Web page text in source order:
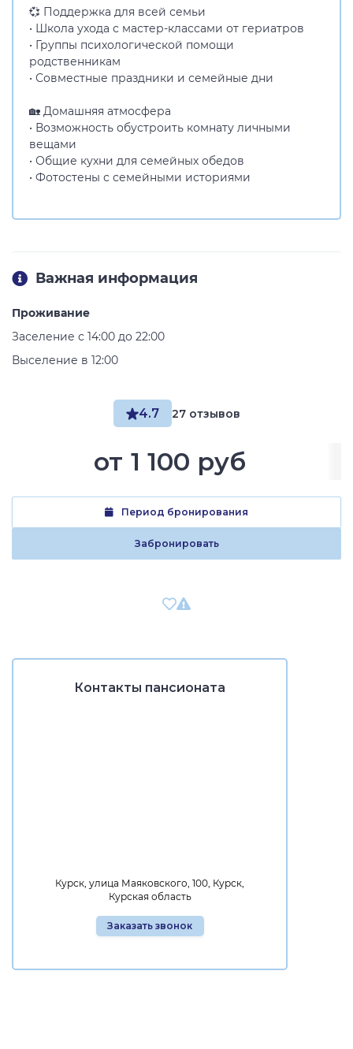
💞 Поддержка для всей семьи
• Школа ухода с мастер-классами от гериатров
• Группы психологической помощи
родственникам
• Совместные праздники и семейные дни
🏡 Домашняя атмосфера
• Возможность обустроить комнату личными
вещами
• Общие кухни для семейных обедов
• Фотостены с семейными историями
4.7 27 отзывов
от 1 100 руб
Период бронирования
Забронировать
Важная информация
Проживание
Заселение с 14:00 до 22:00
Выселение в 12:00
Контакты пансионата
Курск, улица Маяковского, 100, Курск,
Курская область
Заказать звонок